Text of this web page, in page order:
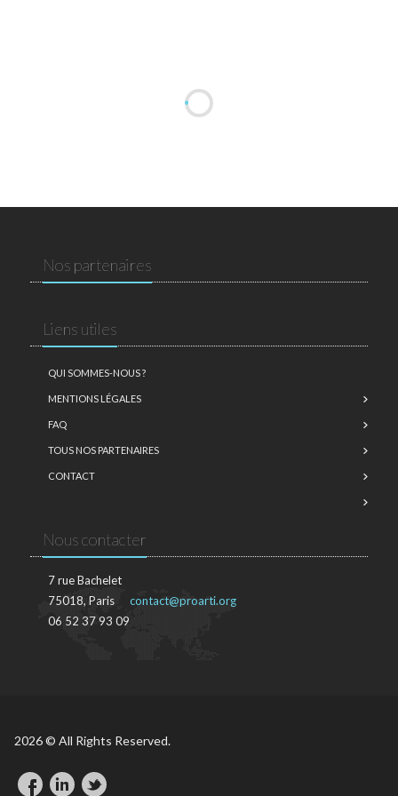
Nos partenaires
Liens utiles
QUI SOMMES-NOUS ?
MENTIONS LÉGALES
FAQ
TOUS NOS PARTENAIRES
CONTACT
Nous contacter
7 rue Bachelet
75018, Paris
06 52 37 93 09
contact@proarti.org
2026 © All Rights Reserved.